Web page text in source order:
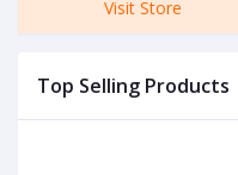
Visit Store
Top Selling Products